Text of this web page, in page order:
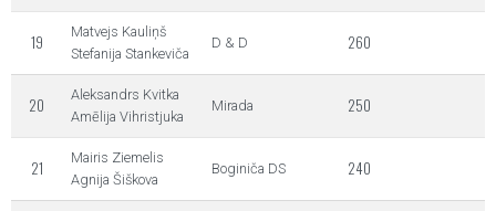
19
Matvejs Kauliņš
Stefanija Stankeviča
D & D 260
20
Aleksandrs Kvitka
Amēlija Vihristjuka
Mirada 250
21
Mairis Ziemelis
Agnija Šiškova
Boginiča DS 240